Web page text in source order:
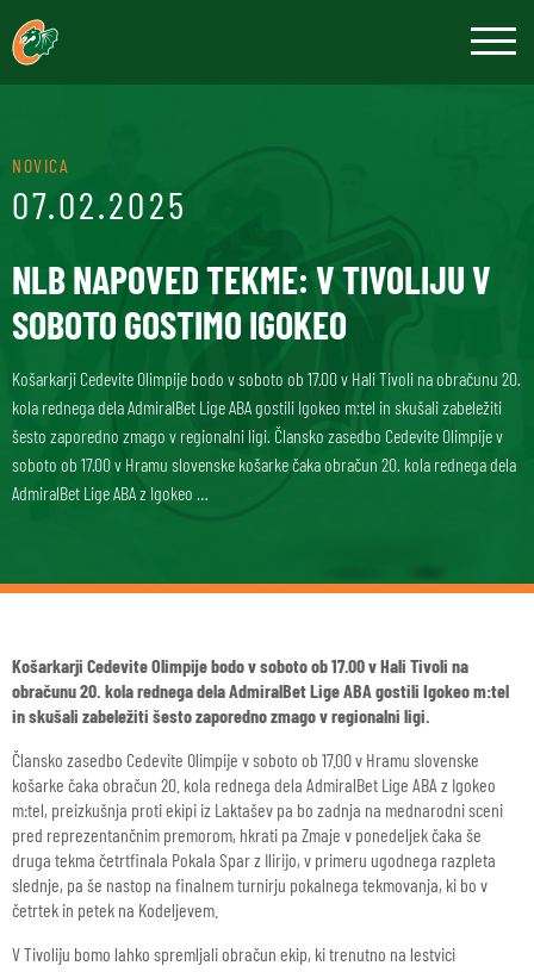
NOVICA
07.02.2025
NLB NAPOVED TEKME: V TIVOLIJU V
SOBOTO GOSTIMO IGOKEO
Košarkarji Cedevite Olimpije bodo v soboto ob 17.00 v Hali Tivoli na obračunu 20.
kola rednega dela AdmiralBet Lige ABA gostili Igokeo m:tel in skušali zabeležiti
šesto zaporedno zmago v regionalni ligi. Člansko zasedbo Cedevite Olimpije v
soboto ob 17.00 v Hramu slovenske košarke čaka obračun 20. kola rednega dela
AdmiralBet Lige ABA z Igokeo …
Košarkarji Cedevite Olimpije bodo v soboto ob 17.00 v Hali Tivoli na
obračunu 20. kola rednega dela AdmiralBet Lige ABA gostili Igokeo m:tel
in skušali zabeležiti šesto zaporedno zmago v regionalni ligi.
Člansko zasedbo Cedevite Olimpije v soboto ob 17.00 v Hramu slovenske
košarke čaka obračun 20. kola rednega dela AdmiralBet Lige ABA z Igokeo
m:tel, preizkušnja proti ekipi iz Laktašev pa bo zadnja na mednarodni sceni
pred reprezentančnim premorom, hkrati pa Zmaje v ponedeljek čaka še
druga tekma četrtfinala Pokala Spar z Ilirijo, v primeru ugodnega razpleta
slednje, pa še nastop na finalnem turnirju pokalnega tekmovanja, ki bo v
četrtek in petek na Kodeljevem.
V Tivoliju bomo lahko spremljali obračun ekip, ki trenutno na lestvici